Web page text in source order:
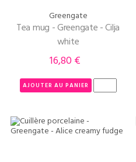
Greengate
Tea mug - Greengate - Cilja
white
Prix
16,80 €
AJOUTER AU PANIER